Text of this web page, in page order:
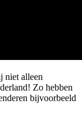
niet alleen
Zo hebben
bijvoorbeeld